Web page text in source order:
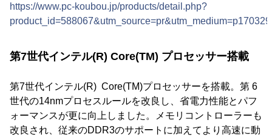
https://www.pc-koubou.jp/products/detail.php?
第7世代インテル(R) Core(TM) プロセッサー搭載
第7世代インテル(R) Core(TM)プロセッサーを搭載。第 6
世代の14nmプロセスルールを改良し、省電力性能とパフ
ォーマンスが更に向上しました。メモリコントローラーも
改良され、従来のDDR3のサポートに加えてより高速に動